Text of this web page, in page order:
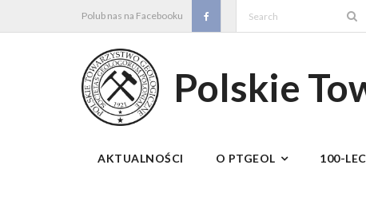
Polub nas na Facebooku
Polskie
AKTUALNOŚCI O PTGEOL 100-